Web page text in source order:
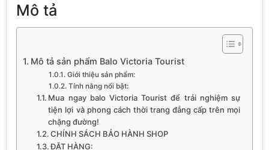
Mô tả
Mô tả sản phẩm Balo Victoria Tourist
Giới thiệu sản phẩm:
Tính năng nổi bật:
Mua ngay balo Victoria Tourist để trải nghiệm sự
tiện lợi và phong cách thời trang đẳng cấp trên mọi
chặng đường!
CHÍNH SÁCH BẢO HÀNH SHOP
ĐẶT HÀNG: